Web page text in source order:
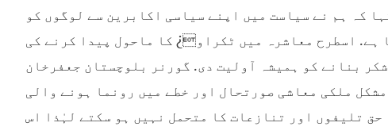
کہ ہم نے سیاست میں اپنے سیاسی اکابرین سے لوگوں کو
ہے. اسطرح معاشرہ میں ٹکراو¿ کا ماحول پیدا کرنے کی
بنانے کو ہمیشہ آولیت دی. گورنر بلوچستان جعفرخان
ملکی معاشی صورتحال اور خطے میں رونما ہونے والی
تلیفوں اور تنازعات کا متحمل نہیں ہو سکتے لہٰذا اس